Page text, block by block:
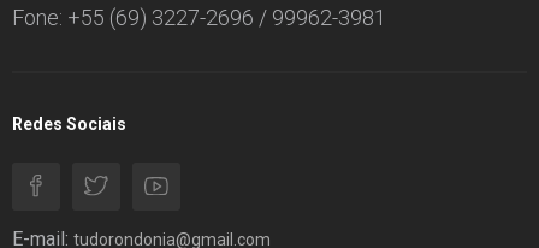
Fone: +55 (69) 3227-2696 / 99962-3981
Redes Sociais
E-mail: tudorondonia@gmail.com